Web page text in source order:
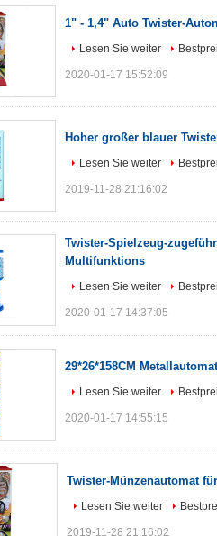
1" - 1,4" Auto Twister-
Lesen Sie weiter
2020-01-17 15:52:09
Hoher großer blauer
Lesen Sie weiter
2019-11-28 21:16:02
Twister-Spielzeug-
Multifunktions
Lesen Sie weiter
2020-01-17 14:37:05
29*26*158CM
Lesen Sie weiter
2020-01-17 14:55:15
Twister-Münzenautomat
Lesen Sie weiter
2019-11-28 21:16:02